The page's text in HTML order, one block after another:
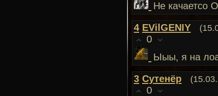
Не качаетсо
4 EVilGENIY
0
Ыыы, я на
3 Сутенёр
0